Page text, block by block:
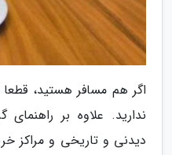
اگر هم مسافر هستید،
ندارید. علاوه بر
دیدنی و تاریخی و مراکز